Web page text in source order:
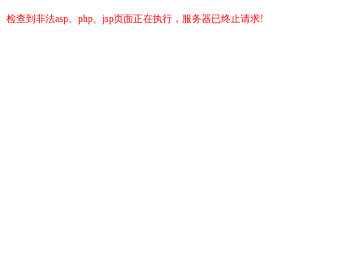
检查到非法asp、php、jsp页面正在执行，服务器已终止请求!